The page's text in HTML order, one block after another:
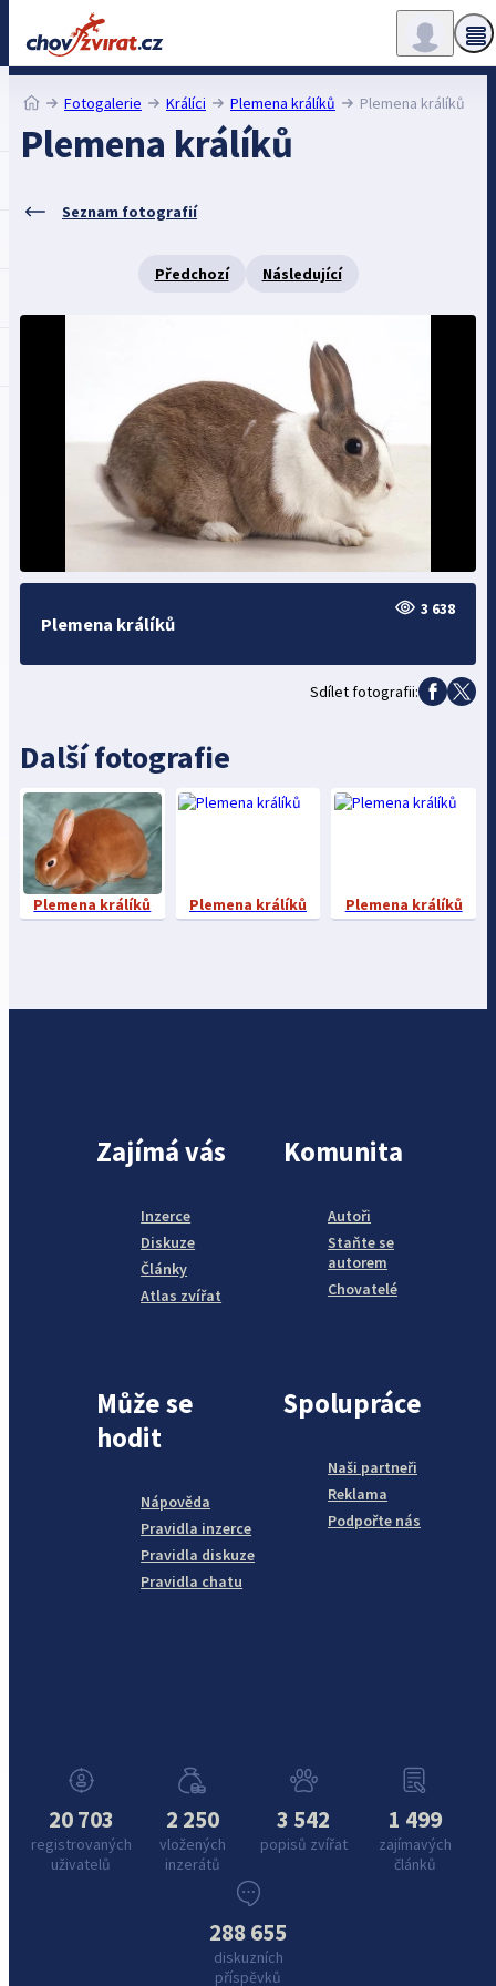
Fotogalerie Králíci Plemena králíků Plemena králíků
Plemena králíků
Seznam fotografií
Předchozí Následující
Plemena králíků
3 638
Sdílet fotografii:
Další fotografie
Plemena králíků Plemena králíků Plemena králíků
Zajímá vás
Inzerce
Diskuze
Články
Atlas zvířat
Komunita
Autoři
Staňte se
autorem
Chovatelé
Může se
hodit
Nápověda
Pravidla inzerce
Pravidla diskuze
Pravidla chatu
Spolupráce
Naši partneři
Reklama
Podpořte nás
20 703
registrovaných
uživatelů
2 250
vložených
inzerátů
3 542
popisů zvířat
1 499
zajímavých
článků
288 655
diskuzních
příspěvků